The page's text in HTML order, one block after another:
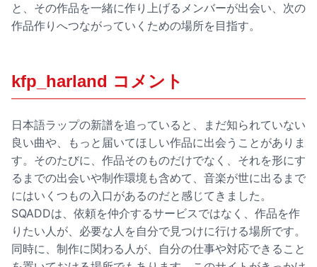
と、その作品を一緒に作り上げるメンバーが出会い、次の
作品作りへつながっていくための場所を目指す。
kfp_harland コメント
日本語ラップの新譜を追っていると、まだ知られていない
良い曲や、もっと届いてほしい作品に出会うことがありま
す。そのたびに、作品そのものだけでなく、それを形にす
るまでの出会いや制作環境も含めて、音楽が世に出るまで
にはいくつもの入口があるのだと感じてきました。
SQADDは、依頼を仲介するサービスではなく、作品を作
りたい人が、必要な人を自分で見つけに行ける場所です。
同時に、制作に関わる人が、自分の仕事や対応できること